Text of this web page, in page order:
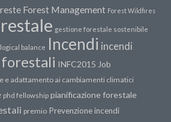
Forest Management Forest Wildfires
gestione forestale sostenibile
balance Incendi incendi
INFC2015 Job
e adattamento ai cambiamenti climatici
phd fellowship pianificazione forestale
premio Prevenzione incendi